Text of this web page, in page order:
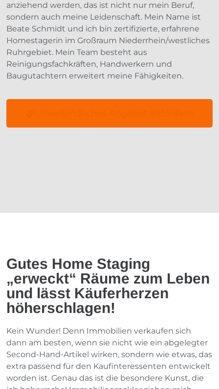
anziehend werden, das ist nicht nur mein Beruf,
sondern auch meine Leidenschaft. Mein Name ist
Beate Schmidt und ich bin zertifizierte, erfahrene
Homestagerin im Großraum Niederrhein/westliches
Ruhrgebiet. Mein Team besteht aus
Reinigungsfachkräften, Handwerkern und
Baugutachtern erweitert meine Fähigkeiten.
Gutes Home Staging
„erweckt“ Räume zum Leben
und lässt Käuferherzen
höherschlagen!
Kein Wunder! Denn Immobilien verkaufen sich
dann am besten, wenn sie nicht wie ein abgelegter
Second-Hand-Artikel wirken, sondern wie etwas, das
extra passend für den Kaufinteressenten entwickelt
worden ist. Genau das ist die besondere Kunst, die